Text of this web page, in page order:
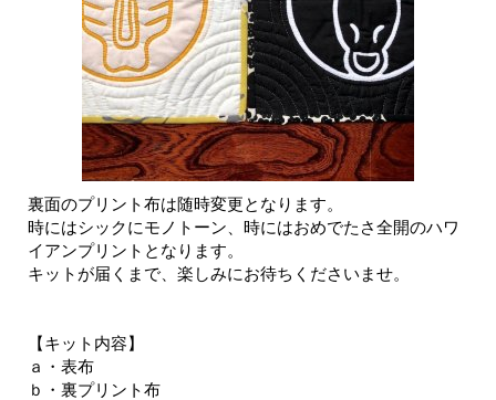
裏面のプリント布は随時変更となります。
時にはシックにモノトーン、時にはおめでたさ全開のハワ
イアンプリントとなります。
キットが届くまで、楽しみにお待ちくださいませ。
【キット内容】
ａ・表布
ｂ・裏プリント布